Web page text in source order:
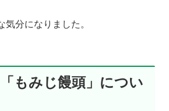
気分になりました。
もみじ饅頭」につい